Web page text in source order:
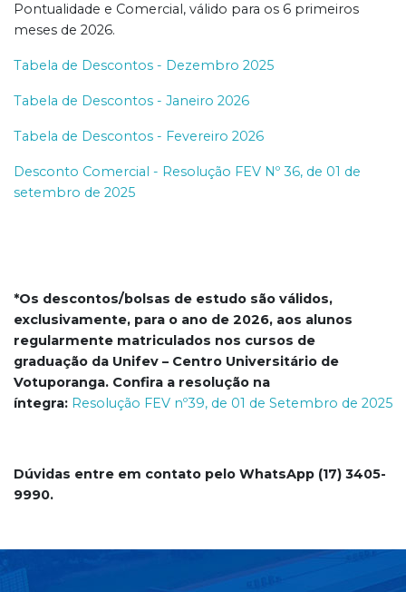
Pontualidade e Comercial, válido para os 6 primeiros
meses de 2026.
Tabela de Descontos - Dezembro 2025
Tabela de Descontos - Janeiro 2026
Tabela de Descontos - Fevereiro 2026
Desconto Comercial - Resolução FEV Nº 36, de 01 de
setembro de 2025
*Os descontos/bolsas de estudo são válidos,
exclusivamente, para o ano de 2026, aos alunos
regularmente matriculados nos cursos de
graduação da Unifev – Centro Universitário de
Votuporanga. Confira a resolução na
íntegra: Resolução FEV nº39, de 01 de Setembro de 2025
Dúvidas entre em contato pelo WhatsApp (17) 3405-
9990.